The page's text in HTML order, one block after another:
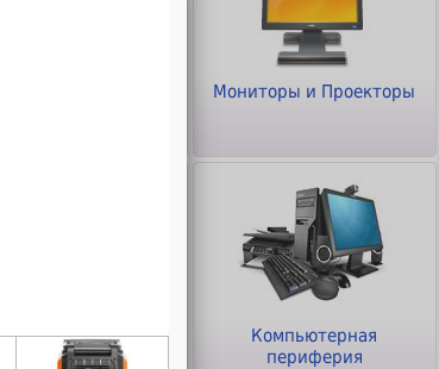
Мониторы и Проекторы
и Мыши
Компьютерная
периферия